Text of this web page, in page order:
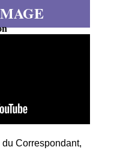
Correspondant,